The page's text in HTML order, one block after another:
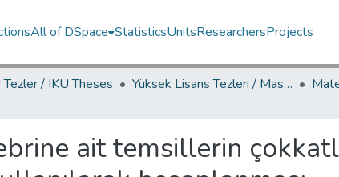
All of DSpace StatisticsUnitsResearchersProjects
Tezler / IKU Theses Yüksek Lisans Tezleri / Master's Theses
ait temsillerin